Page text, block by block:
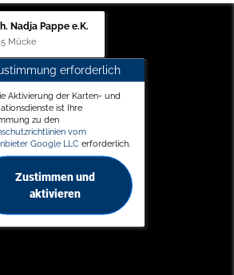
Nadja Pappe e.K.
Mücke
erforderlich
Aktivierung der Karten- und
ist Ihre
zu den
vom
Google LLC erforderlich.
Zustimmen und
aktivieren